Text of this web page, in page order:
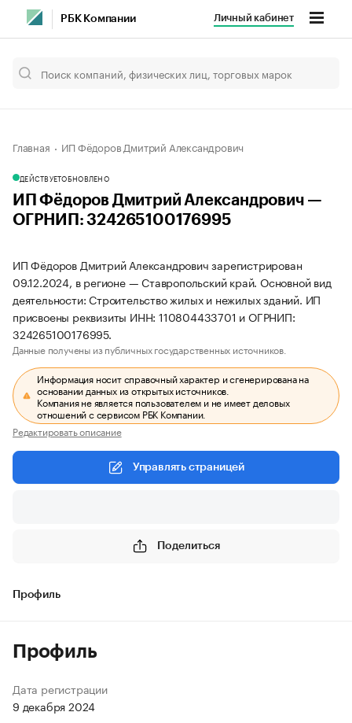
РБК Компании Личный кабинет
Главная ИП Фёдоров Дмитрий Александрович
ДЕЙСТВУЕТОБНОВЛЕНО
ИП Фёдоров Дмитрий Александрович —
ОГРНИП: 324265100176995
ИП Фёдоров Дмитрий Александрович зарегистрирован
09.12.2024, в регионе — Ставропольский край. Основной вид
деятельности: Строительство жилых и нежилых зданий. ИП
присвоены реквизиты ИНН: 110804433701 и ОГРНИП:
324265100176995.
Данные получены из публичных государственных источников.
Информация носит справочный характер и сгенерирована на
основании данных из открытых источников.
Компания не является пользователем и не имеет деловых
отношений с сервисом РБК Компании.
Редактировать описание
Управлять страницей
Поделиться
Профиль
Профиль
Дата регистрации
9 декабря 2024